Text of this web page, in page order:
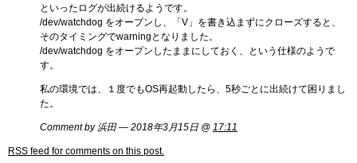
といったログが出続けるようです。
/dev/watchdog をオープンし、「V」を書き込まずにクローズすると、
そのタイミングでwarningとなりました。
/dev/watchdog をオープンしたままにしておく、という仕様のようで
す。
私の環境では、１度でもOS再起動したら、5秒ごとに出続けて困りまし
た。
Comment by 浜田 — 2018年3月15日 @ 17:11
RSS feed for comments on this post.